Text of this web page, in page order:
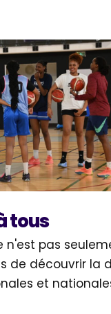
tous
n'est pas
de découvrir la
et